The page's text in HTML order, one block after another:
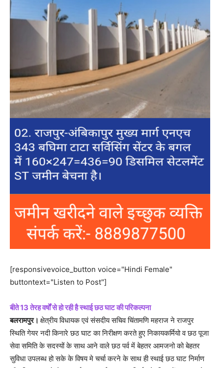
[responsivevoice_button voice="Hindi Female"
buttontext="Listen to Post"]
बीते 13 तेरह वर्षों से हो रही है स्थाई छठ घाट की परिकल्पना
बलरामपुर। क्षेत्रीय विधायक एवं संसदीय सचिव चिंतामणि महराज ने राजपुर
स्थिति गेयर नदी किनारे छठ घाट का निरीक्षण करते हुए निकायकर्मियो व छठ पूजा
सेवा समिति के सदस्यों के साथ आने वाले छठ पर्व में बेहतर आमजनो को बेहतर
सुविधा उपलब्ध हो सके के विषय मे चर्चा करने के साथ ही स्थाई छठ घाट निर्माण